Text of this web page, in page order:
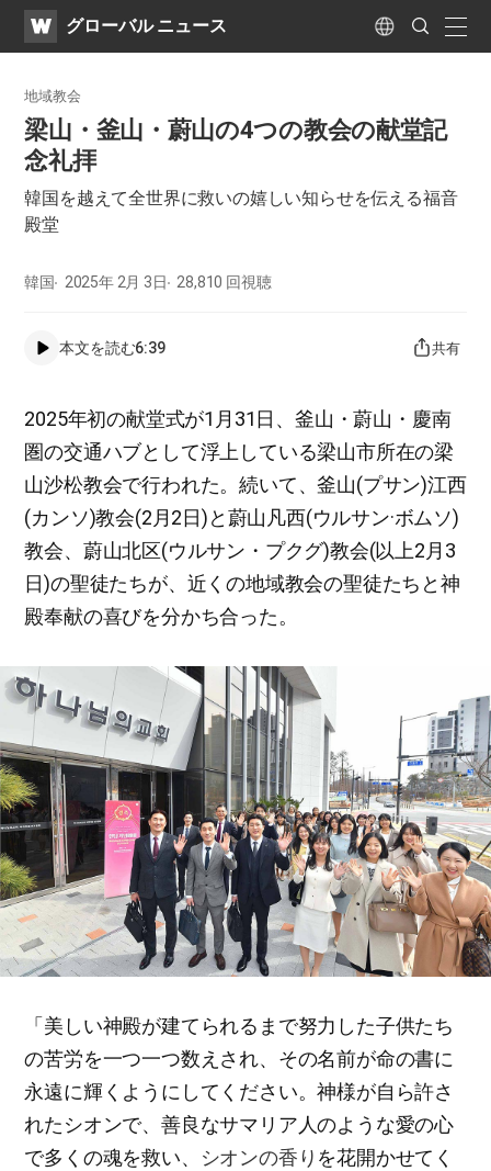
WATVグローバル ニュース Language
Search
Submit
地域教会
梁山・釜山・蔚山の4つの教会の献堂記
念礼拝
韓国を越えて全世界に救いの嬉しい知らせを伝える福音
殿堂
韓国 2025年 2月 3日 28,810 回視聴
本文を読む6:39 共有
2025年初の献堂式が1月31日、釜山・蔚山・慶南
圏の交通ハブとして浮上している梁山市所在の梁
山沙松教会で行われた。続いて、釜山(プサン)江西
(カンソ)教会(2月2日)と蔚山凡西(ウルサン·ボムソ)
教会、蔚山北区(ウルサン・プクグ)教会(以上2月3
日)の聖徒たちが、近くの地域教会の聖徒たちと神
殿奉献の喜びを分かち合った。
「美しい神殿が建てられるまで努力した子供たち
の苦労を一つ一つ数えされ、その名前が命の書に
永遠に輝くようにしてください。神様が自ら許さ
れたシオンで、善良なサマリア人のような愛の心
で多くの魂を救い、
シオンの香り を花開かせてく